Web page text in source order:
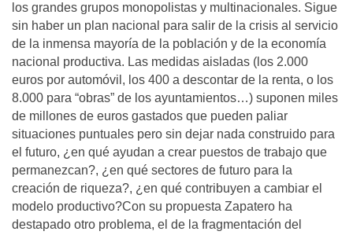
los grandes grupos monopolistas y multinacionales. Sigue
sin haber un plan nacional para salir de la crisis al servicio
de la inmensa mayoría de la población y de la economía
nacional productiva. Las medidas aisladas (los 2.000
euros por automóvil, los 400 a descontar de la renta, o los
8.000 para “obras” de los ayuntamientos…) suponen miles
de millones de euros gastados que pueden paliar
situaciones puntuales pero sin dejar nada construido para
el futuro, ¿en qué ayudan a crear puestos de trabajo que
permanezcan?, ¿en qué sectores de futuro para la
creación de riqueza?, ¿en qué contribuyen a cambiar el
modelo productivo?Con su propuesta Zapatero ha
destapado otro problema, el de la fragmentación del